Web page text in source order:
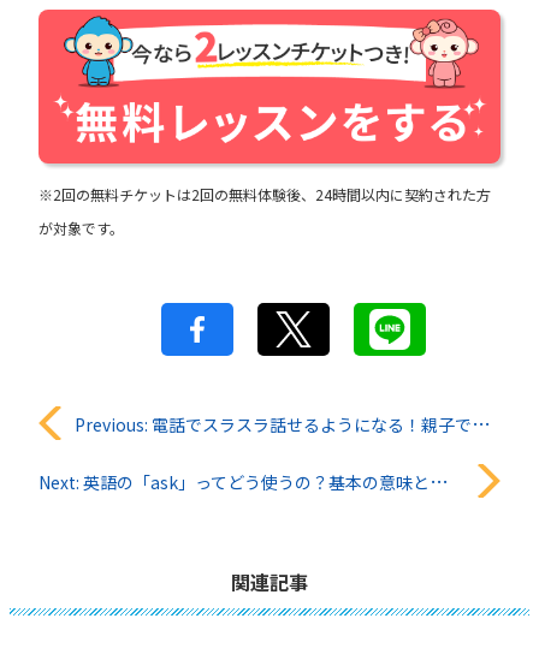
※2回の無料チケットは2回の無料体験後、24時間以内に契約された方
が対象です。
投
稿
Previous: 電話でスラスラ話せるようになる！親子で学ぶやさしい英語フレーズガイド
Next: 英語の「ask」ってどう使うの？基本の意味と覚え方
関連記事